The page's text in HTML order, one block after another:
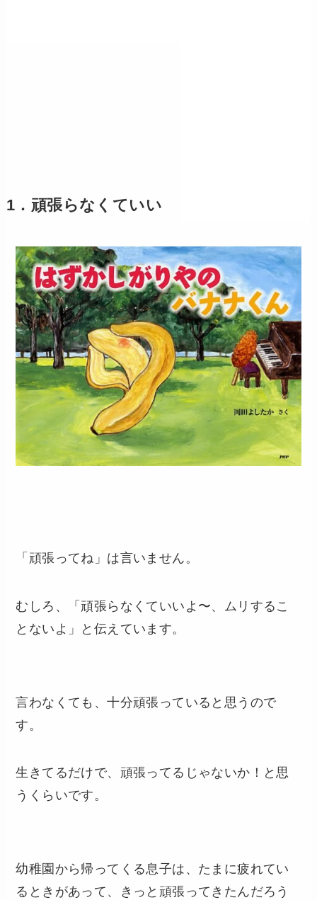
1．頑張らなくていい
「頑張ってね」は言いません。
むしろ、「頑張らなくていいよ〜、ムリするこ
とないよ」と伝えています。
言わなくても、十分頑張っていると思うので
す。
生きてるだけで、頑張ってるじゃないか！と思
うくらいです。
幼稚園から帰ってくる息子は、たまに疲れてい
るときがあって、きっと頑張ってきたんだろう